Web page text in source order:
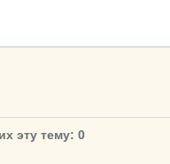
эту тему: 0